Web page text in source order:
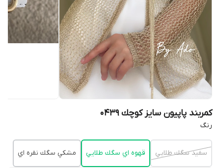
كمربند پاپيون سايز كوچك 0439
رنگ
سفيد سگك طلايي قهوه اي سگك طلايي مشكي سگك نقره اي